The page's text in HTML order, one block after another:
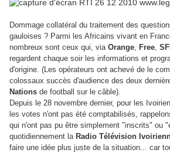
Dommage collatéral du traitement des
gauloises ? Parmi les Africains vivant en
nombreux sont ceux qui, via Orange, Free,
regardent chaque soir les informations et
d'origine. (Les opérateurs ont achevé de le
colossaux succès d'audience des deux
Nations de football sur le câble).
Depuis le 28 novembre dernier, pour les
les votes n'ont pas été comptabilisés,
qui n'ont pas pu être simplement "inscrits" ou
quotidiennement la Radio Télévision
faire une idée plus juste de la situation... car